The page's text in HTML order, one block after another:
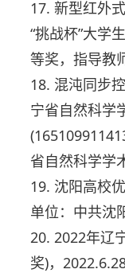
17. 新型红外
“挑战杯”大学
等奖，指导教
18. 混沌同步
宁省自然科学
省自然科学学
19. 沈阳高校
单位：中共沈
20. 2022年辽
奖)，